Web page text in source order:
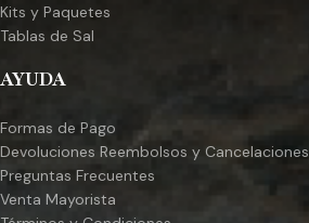
Kits y Paquetes
Tablas de Sal
AYUDA
Formas de Pago
Devoluciones Reembolsos y Cancelaciones
Preguntas Frecuentes
Venta Mayorista